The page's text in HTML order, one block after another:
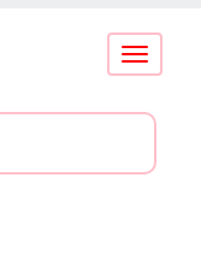
Conmutar